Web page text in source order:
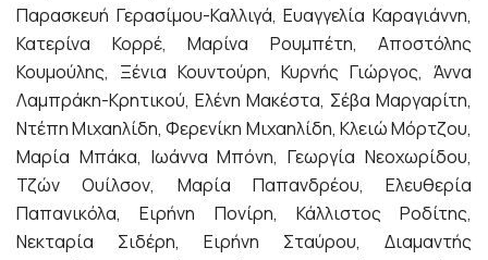
Παρασκευή Γερασίμου-Καλλιγά, Ευαγγελία Καραγιάννη,
Κατερίνα Κορρέ, Μαρίνα Ρουμπέτη, Αποστόλης
Κουμούλης, Ξένια Κουντούρη, Κυρνής Γιώργος, Άννα
Λαμπράκη-Κρητικού, Ελένη Μακέστα, Σέβα Μαργαρίτη,
Ντέπη Μιχαηλίδη, Φερενίκη Μιχαηλίδη, Κλειώ Μόρτζου,
Μαρία Μπάκα, Ιωάννα Μπόνη, Γεωργία Νεοχωρίδου,
Τζών Ουίλσον, Μαρία Παπανδρέου, Ελευθερία
Παπανικόλα, Ειρήνη Πονίρη, Κάλλιστος Ροδίτης,
Νεκταρία Σιδέρη, Ειρήνη Σταύρου, Διαμαντής